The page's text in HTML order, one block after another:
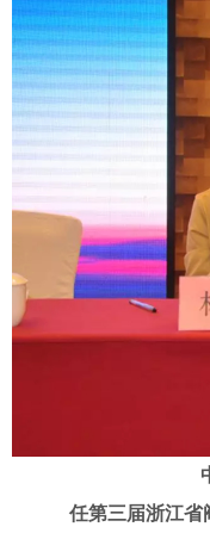
任第三届浙江省